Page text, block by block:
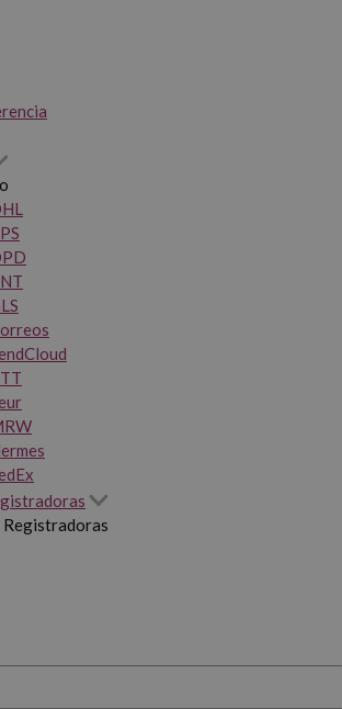
Registradoras